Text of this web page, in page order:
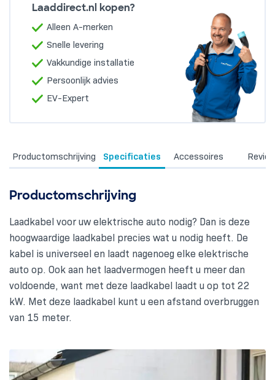
Laaddirect.nl kopen?
Alleen A-merken
Snelle levering
Vakkundige installatie
Persoonlijk advies
EV-Expert
Productomschrijving Specificaties Accessoires
Productomschrijving
Laadkabel voor uw elektrische auto nodig? Dan is deze
hoogwaardige laadkabel precies wat u nodig heeft. De
kabel is universeel en laadt nagenoeg elke elektrische
auto op. Ook aan het laadvermogen heeft u meer dan
voldoende, want met deze laadkabel laadt u op tot 22
kW. Met deze laadkabel kunt u een afstand overbruggen
van 15 meter.